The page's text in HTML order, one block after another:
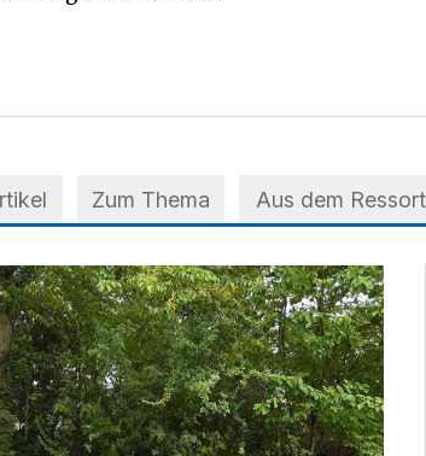
Zum Thema Aus dem Ressort